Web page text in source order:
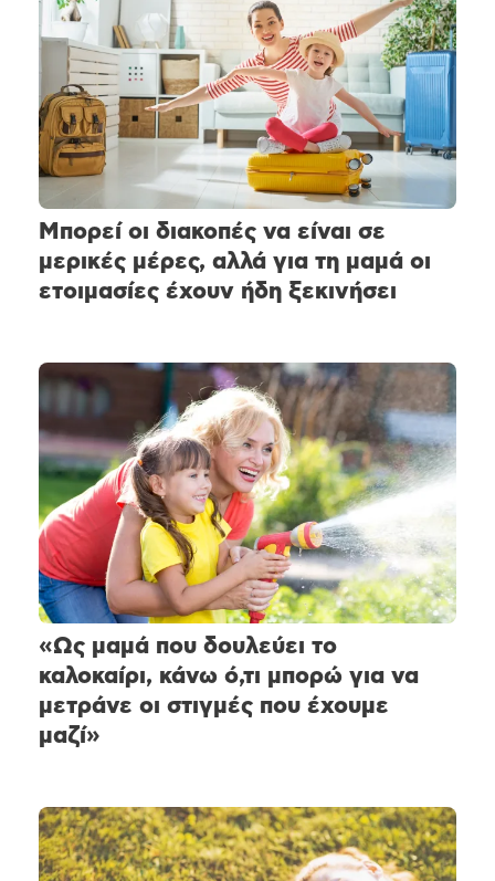
Μπορεί οι διακοπές να είναι σε
μερικές μέρες, αλλά για τη μαμά οι
ετοιμασίες έχουν ήδη ξεκινήσει
«Ως μαμά που δουλεύει το
καλοκαίρι, κάνω ό,τι μπορώ για να
μετράνε οι στιγμές που έχουμε
μαζί»